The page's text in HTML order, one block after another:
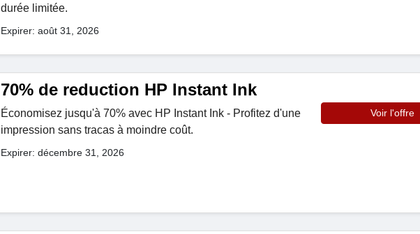
durée limitée.
Expirer: août 31, 2026
70% de reduction HP Instant Ink
Économisez jusqu'à 70% avec HP Instant Ink - Profitez d'une
impression sans tracas à moindre coût.
Expirer: décembre 31, 2026
Voir l'offre